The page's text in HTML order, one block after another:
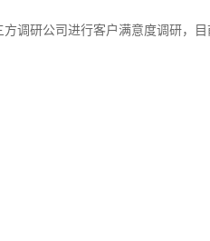
调研公司进行客户满意度调研，